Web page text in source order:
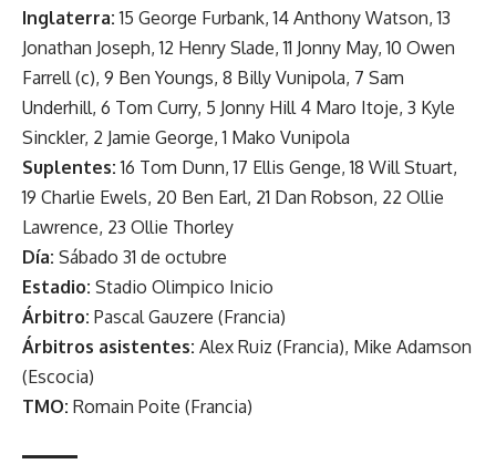
Inglaterra: 15 George Furbank, 14 Anthony Watson, 13
Jonathan Joseph, 12 Henry Slade, 11 Jonny May, 10 Owen
Farrell (c), 9 Ben Youngs, 8 Billy Vunipola, 7 Sam
Underhill, 6 Tom Curry, 5 Jonny Hill 4 Maro Itoje, 3 Kyle
Sinckler, 2 Jamie George, 1 Mako Vunipola
Suplentes: 16 Tom Dunn, 17 Ellis Genge, 18 Will Stuart,
19 Charlie Ewels, 20 Ben Earl, 21 Dan Robson, 22 Ollie
Lawrence, 23 Ollie Thorley
Día: Sábado 31 de octubre
Estadio: Stadio Olimpico Inicio
Árbitro: Pascal Gauzere (Francia)
Árbitros asistentes: Alex Ruiz (Francia), Mike Adamson
(Escocia)
TMO: Romain Poite (Francia)